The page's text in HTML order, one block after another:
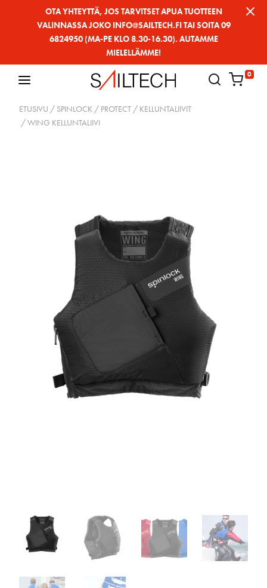
OTA YHTEYTTÄ, JOS TARVITSET APUA TUOTTEEN
VALINNASSA JOKO INFO@SAILTECH.FI TAI SOITA 09
6824950 (MA-PE KLO 8.30-16.30). AUTAMME
MIELELLÄMME!
0
ETUSIVU / SPINLOCK / PROTECT / KELLUNTALIIVIT
/ WING KELLUNTALIIVI